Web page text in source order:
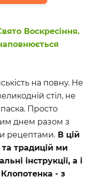
Воскресіння.
на повну. Не
стіл, не
Просто
днем разом з
рецептами. В цій
та традицій ми
інструкції, а і
- з